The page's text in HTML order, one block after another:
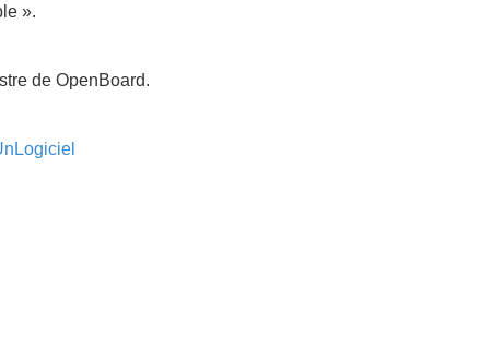
».
de OpenBoard.